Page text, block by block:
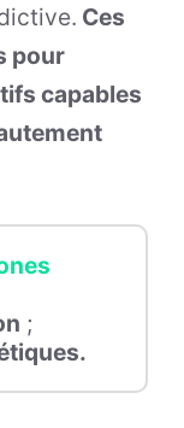
Ces
pour
capables
;